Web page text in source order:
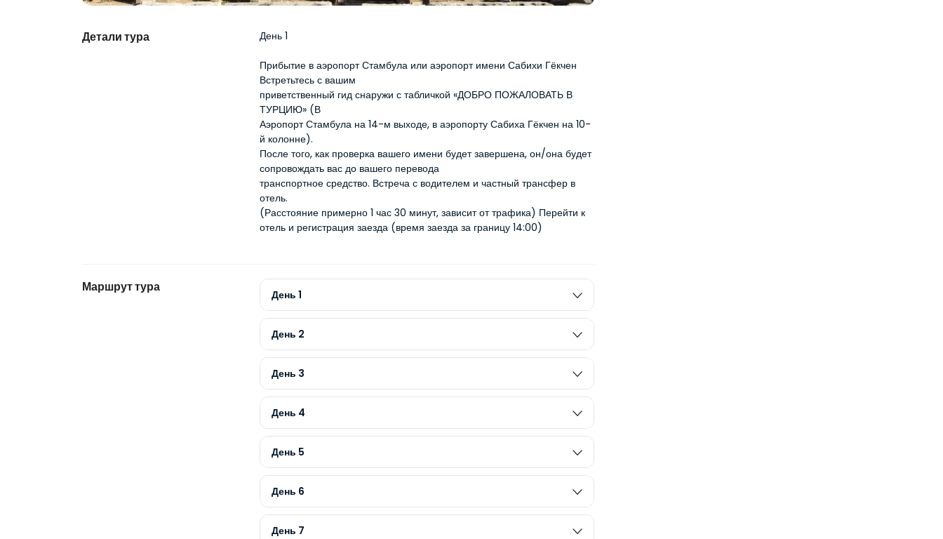
Детали тура День 1
Прибытие в аэропорт Стамбула или аэропорт имени Сабихи Гёкчен
Встретьтесь с вашим
приветственный гид снаружи с табличкой «ДОБРО ПОЖАЛОВАТЬ В
ТУРЦИЮ» (В
Аэропорт Стамбула на 14-м выходе, в аэропорту Сабиха Гёкчен на 10-
й колонне).
После того, как проверка вашего имени будет завершена, он/она будет
сопровождать вас до вашего перевода
транспортное средство. Встреча с водителем и частный трансфер в
отель.
(Расстояние примерно 1 час 30 минут, зависит от трафика) Перейти к
отель и регистрация заезда (время заезда за границу 14:00)
Маршрут тура День 1
День 2
День 3
День 4
День 5
День 6
День 7